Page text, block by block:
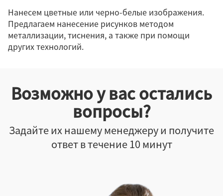
Нанесем цветные или черно-белые изображения.
Предлагаем нанесение рисунков методом
металлизации, тиснения, а также при помощи
других технологий.
Возможно у вас остались
вопросы?
Задайте их нашему менеджеру и получите
ответ в течение 10 минут